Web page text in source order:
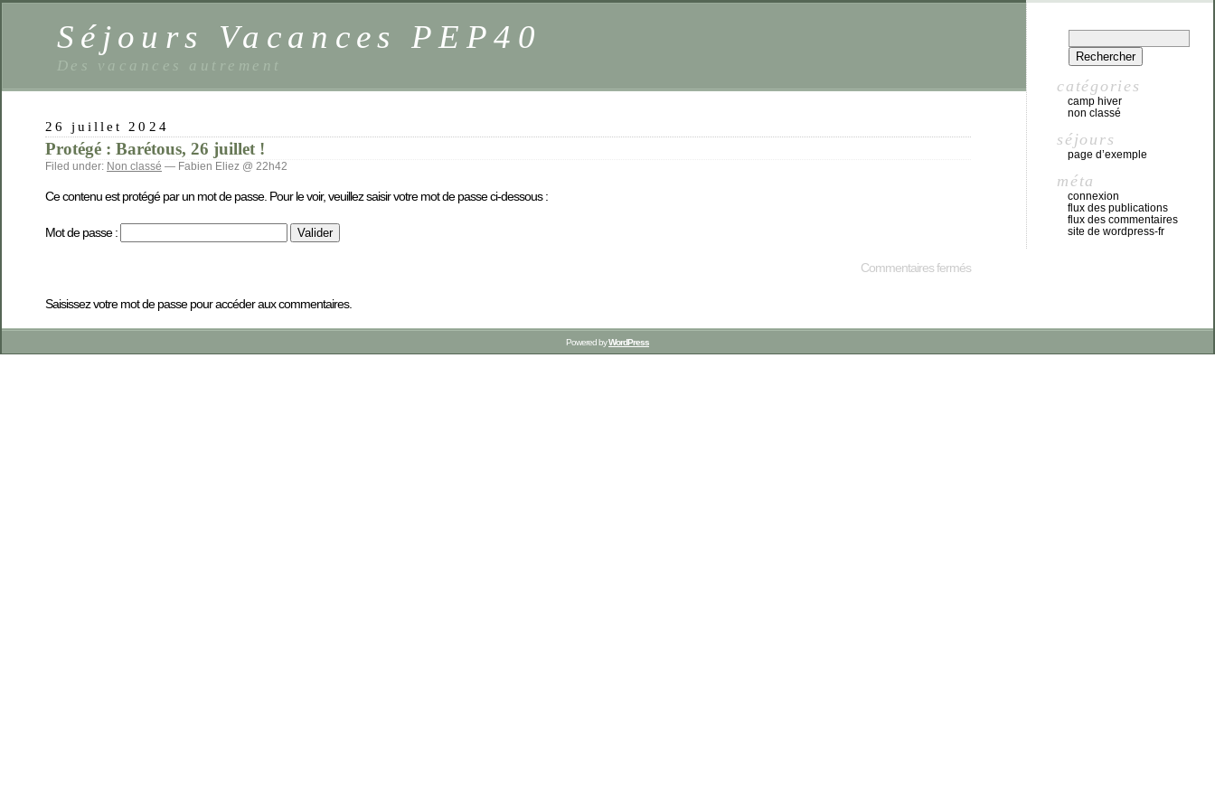
Séjours Vacances PEP40
Des vacances autrement
26 juillet 2024
Protégé : Barétous, 26 juillet !
Filed under: Non classé — Fabien Eliez @ 22h42
Ce contenu est protégé par un mot de passe. Pour le voir, veuillez saisir votre mot de passe ci-dessous :
Mot de passe :
Commentaires fermés
Saisissez votre mot de passe pour accéder aux commentaires.
catégories
camp hiver
non classé
séjours
page d’exemple
méta
connexion
flux des publications
flux des commentaires
site de wordpress-fr
Powered byWordPress